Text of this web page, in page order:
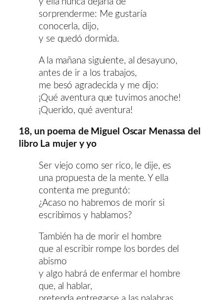
sorprenderme: Me gustaría
conocerla, dijo,
y se quedó dormida.
A la mañana siguiente, al desayuno,
antes de ir a los trabajos,
me besó agradecida y me dijo:
¡Qué aventura que tuvimos anoche!
¡Querido, qué aventura!
18, un poema de Miguel Oscar Menassa del
libro La mujer y yo
Ser viejo como ser rico, le dije, es
una propuesta de la mente. Y ella
contenta me preguntó:
¿Acaso no habremos de morir si
escribimos y hablamos?
También ha de morir el hombre
que al escribir rompe los bordes del
abismo
y algo habrá de enfermar el hombre
que, al hablar,